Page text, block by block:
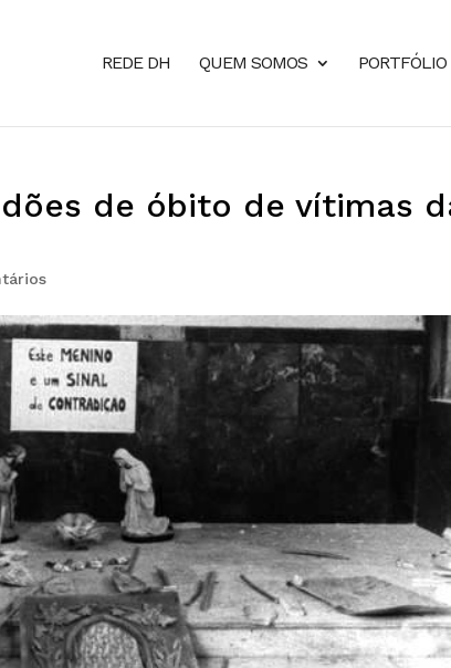
REDE DH QUEM SOMOS PORTFÓLIO
de óbito de vítimas